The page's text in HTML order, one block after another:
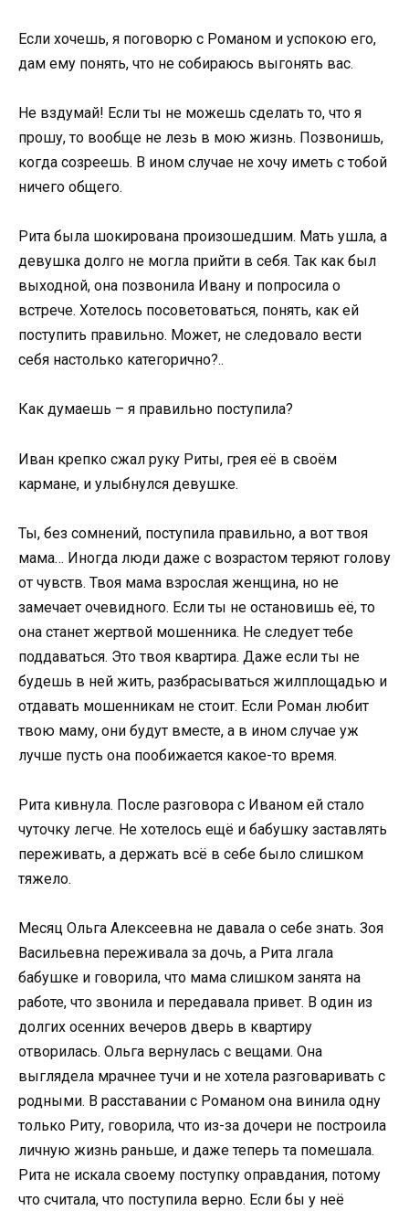
Если хочешь, я поговорю с Романом и успокою его,
дам ему понять, что не собираюсь выгонять вас.
Не вздумай! Если ты не можешь сделать то, что я
прошу, то вообще не лезь в мою жизнь. Позвонишь,
когда созреешь. В ином случае не хочу иметь с тобой
ничего общего.
Рита была шокирована произошедшим. Мать ушла, а
девушка долго не могла прийти в себя. Так как был
выходной, она позвонила Ивану и попросила о
встрече. Хотелось посоветоваться, понять, как ей
поступить правильно. Может, не следовало вести
себя настолько категорично?..
Как думаешь – я правильно поступила?
Иван крепко сжал руку Риты, грея её в своём
кармане, и улыбнулся девушке.
Ты, без сомнений, поступила правильно, а вот твоя
мама… Иногда люди даже с возрастом теряют голову
от чувств. Твоя мама взрослая женщина, но не
замечает очевидного. Если ты не остановишь её, то
она станет жертвой мошенника. Не следует тебе
поддаваться. Это твоя квартира. Даже если ты не
будешь в ней жить, разбрасываться жилплощадью и
отдавать мошенникам не стоит. Если Роман любит
твою маму, они будут вместе, а в ином случае уж
лучше пусть она пообижается какое-то время.
Рита кивнула. После разговора с Иваном ей стало
чуточку легче. Не хотелось ещё и бабушку заставлять
переживать, а держать всё в себе было слишком
тяжело.
Месяц Ольга Алексеевна не давала о себе знать. Зоя
Васильевна переживала за дочь, а Рита лгала
бабушке и говорила, что мама слишком занята на
работе, что звонила и передавала привет. В один из
долгих осенних вечеров дверь в квартиру
отворилась. Ольга вернулась с вещами. Она
выглядела мрачнее тучи и не хотела разговаривать с
родными. В расставании с Романом она винила одну
только Риту, говорила, что из-за дочери не построила
личную жизнь раньше, и даже теперь та помешала.
Рита не искала своему поступку оправдания, потому
что считала, что поступила верно. Если бы у неё